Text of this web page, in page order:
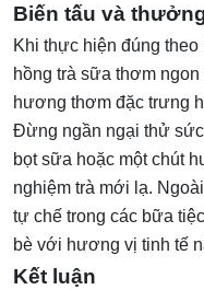
Biến tấu và
Khi thực hiện đúng
hồng trà sữa thơm
hương thơm đặc trưng
Đừng ngần ngại thử
bọt sữa hoặc một chút
nghiệm trà mới lạ.
tự chế trong các bữa
bè với hương vị tinh tế
Kết luận